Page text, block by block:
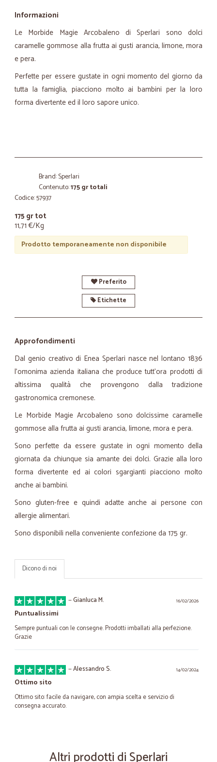
Informazioni
Le Morbide Magie Arcobaleno di Sperlari sono dolci
caramelle gommose alla frutta ai gusti arancia, limone, mora
e pera.
Perfette per essere gustate in ogni momento del giorno da
tutta la famiglia, piacciono molto ai bambini per la loro
forma divertente ed il loro sapore unico.
Brand: Sperlari
Contenuto:175 gr totali
Codice: 57937
175 gr tot
11,71 €/Kg
Prodotto temporaneamente non disponibile
Preferito
Etichette
Approfondimenti
Dal genio creativo di Enea Sperlari nasce nel lontano 1836
l’omonima azienda italiana che produce tutt’ora prodotti di
altissima qualità che provengono dalla tradizione
gastronomica cremonese.
Le Morbide Magie Arcobaleno sono dolcissime caramelle
gommose alla frutta ai gusti arancia, limone, mora e pera.
Sono perfette da essere gustate in ogni momento della
giornata da chiunque sia amante dei dolci. Grazie alla loro
forma divertente ed ai colori sgargianti piacciono molto
anche ai bambini.
Sono gluten-free e quindi adatte anche ai persone con
allergie alimentari.
Sono disponibili nella conveniente confezione da 175 gr.
Dicono di noi
16/02/2026
—Gianluca M.
Puntualissimi
Sempre puntuali con le consegne. Prodotti imballati alla perfezione.
Grazie
14/02/2024
—Alessandro S.
Ottimo sito
Ottimo sito: facile da navigare, con ampia scelta e servizio di
consegna accurato.
Puntuali nella consegna anche nei…
Altri prodotti di Sperlari